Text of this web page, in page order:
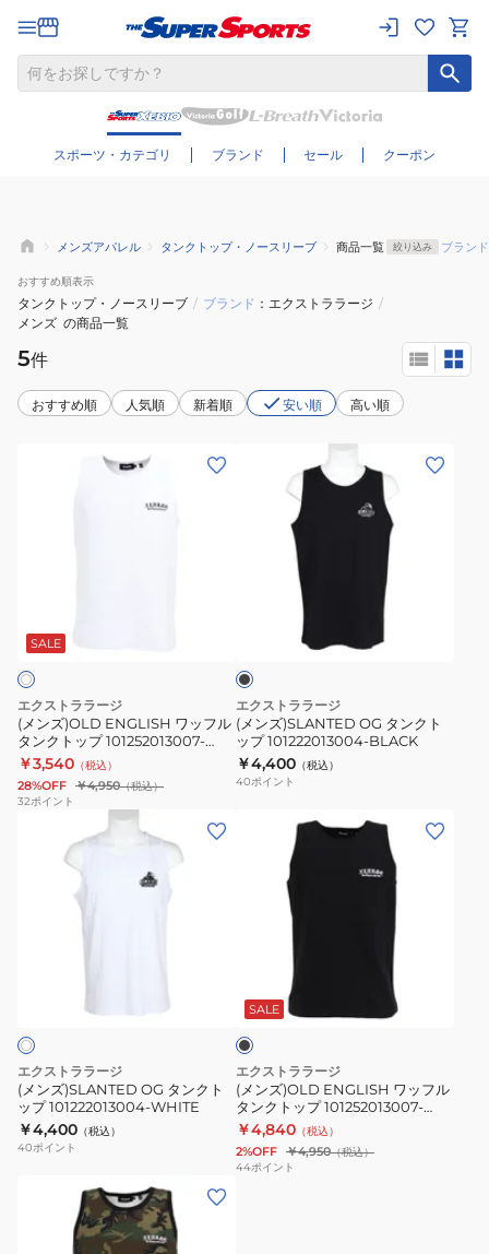
スポーツ・カテゴリ ブランド セール クーポン
さらに絞り込む
メンズアパレル タンクトップ・ノースリーブ 商品一覧 絞り込み ブラン
おすすめ順表示
タンクトップ・ノースリーブ / ブランド エクストララージ /
メンズ の商品一覧
5件
おすすめ順 人気順 新着順 安い順 高い順
ル
タ
ン
ク
ト
ッ
プ
101252013007-
WHITE
SALE
エクストララージ
(メンズ)OLD ENGLISH ワッフル
タンクトップ 101252013007-
WHITE
￥3,540 （税込）
28%OFF ￥4,950（税込）
32ポイント
ズ)SLANTED
ッ
プ
101222013004-
BLACK
エクストララージ
(メンズ)SLANTED OG タンクト
ップ 101222013004-BLACK
￥4,400 （税込）
40ポイント
ズ)SLANTED
ッ
プ
101222013004-
WHITE
エクストララージ
(メンズ)SLANTED OG タンクト
ップ 101222013004-WHITE
￥4,400 （税込）
40ポイント
ズ)OLD
ENGLISH
ル
タ
ン
ク
ト
ッ
プ
SALE
ッ
エクストララージ
(メンズ)OLD ENGLISH ワッフル
タンクトップ 101252013007-
BLACK
￥4,840 （税込）
2%OFF ￥4,950（税込）
44ポイント
ズ)OLD